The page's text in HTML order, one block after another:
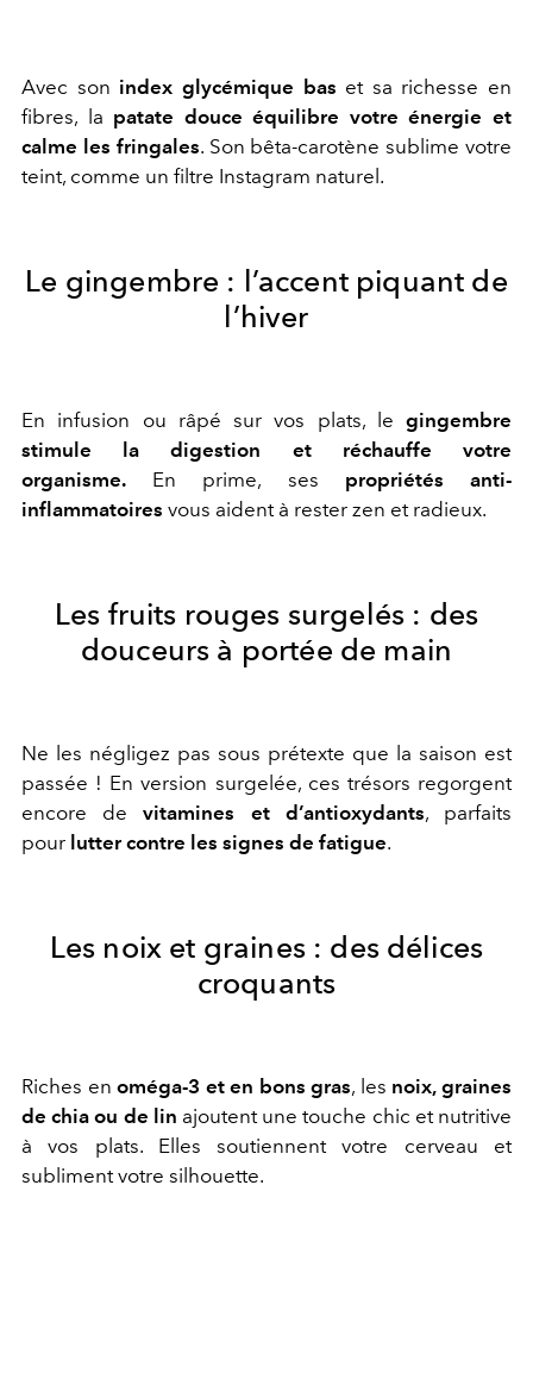
Avec son index glycémique bas et sa richesse en
fibres, la patate douce équilibre votre énergie et
calme les fringales. Son bêta-carotène sublime votre
teint, comme un filtre Instagram naturel.
Le gingembre : l’accent piquant de
l’hiver
En infusion ou râpé sur vos plats, le gingembre
stimule la digestion et réchauffe votre
organisme.
En prime, ses
propriétés anti-
inflammatoires vous aident à rester zen et radieux.
Les fruits rouges surgelés : des
douceurs à portée de main
Ne les négligez pas sous prétexte que la saison est
passée ! En version surgelée, ces trésors regorgent
encore de
vitamines et d’antioxydants, parfaits
pour lutter contre les signes de fatigue.
Les noix et graines : des délices
croquants
Riches en oméga-3 et en bons gras, les noix, graines
de chia ou de lin ajoutent une touche chic et nutritive
à vos plats. Elles soutiennent votre cerveau et
subliment votre silhouette.